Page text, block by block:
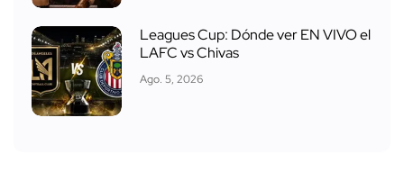
Leagues Cup: Dónde ver EN VIVO el
LAFC vs Chivas
Ago. 5, 2026